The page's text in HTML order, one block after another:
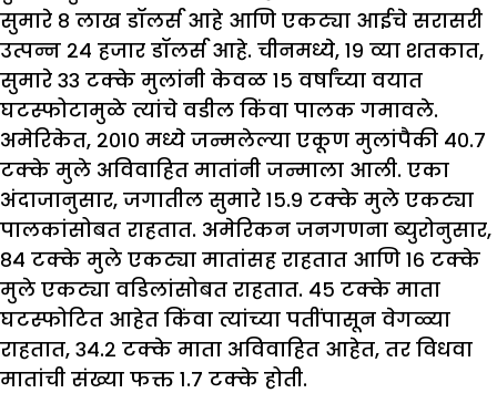
सुमारे ८ लाख डॉलर्स आहे आणि एकट्या आईचे सरासरी
उत्पन्न २४ हजार डॉलर्स आहे. चीनमध्ये, १९ व्या शतकात,
सुमारे ३३ टक्के मुलांनी केवळ १५ वर्षांच्या वयात
घटस्फोटामुळे त्यांचे वडील किंवा पालक गमावले.
अमेरिकेत, २०१० मध्ये जन्मलेल्या एकूण मुलांपैकी ४०.७
टक्के मुले अविवाहित मातांनी जन्माला आली. एका
अंदाजानुसार, जगातील सुमारे १५.९ टक्के मुले एकट्या
पालकांसोबत राहतात. अमेरिकन जनगणना ब्युरोनुसार,
८४ टक्के मुले एकट्या मातांसह राहतात आणि १६ टक्के
मुले एकट्या वडिलांसोबत राहतात. ४५ टक्के माता
घटस्फोटित आहेत किंवा त्यांच्या पतींपासून वेगळ्या
राहतात, ३४.२ टक्के माता अविवाहित आहेत, तर विधवा
मातांची संख्या फक्त १.७ टक्के होती.